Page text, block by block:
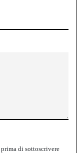
prima di sottoscrivere